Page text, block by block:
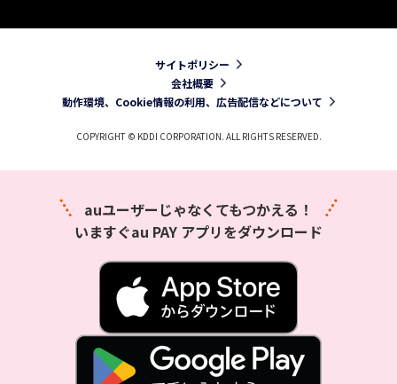
サイトポリシー
会社概要
動作環境、Cookie情報の利用、広告配信などについて
COPYRIGHT © KDDI CORPORATION. ALL RIGHTS RESERVED.
auユーザーじゃなくてもつかえる！
いますぐau PAY アプリをダウンロード